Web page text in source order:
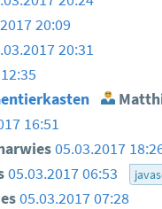
20:09
20:31
16:51
05.03.2017
05.03.2017 06:53
05.03.2017 07:28